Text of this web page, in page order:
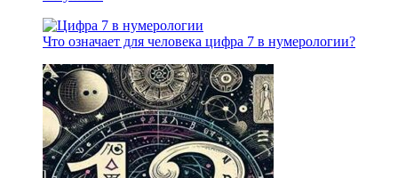
Что означает для человека цифра 7 в нумерологии?